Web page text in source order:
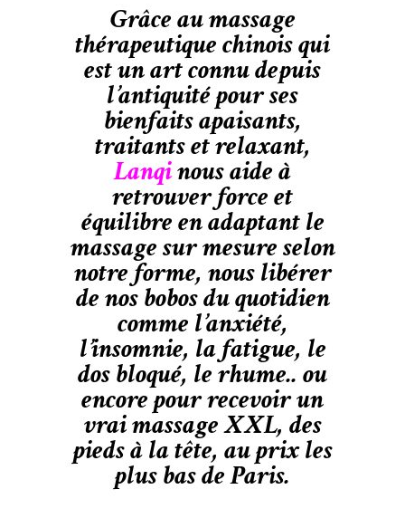
Grâce au massage
thérapeutique chinois qui
est un art connu depuis
l’antiquité pour ses
bienfaits apaisants,
traitants et relaxant,
Lanqinous aide à
retrouver force et
équilibre en adaptant le
massage sur mesure selon
notre forme, nous libérer
de nos bobos du quotidien
comme l’anxiété,
l’insomnie, la fatigue, le
dos bloqué, le rhume.. ou
encore pour recevoir un
vrai massage XXL, des
pieds à la tête, au prix les
plus bas de Paris.